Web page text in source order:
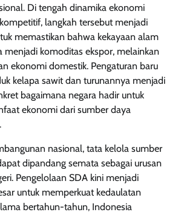
Di tengah dinamika ekonomi
langkah tersebut menjadi
memastikan bahwa kekayaan alam
menjadi komoditas ekspor, melainkan
ekonomi domestik. Pengaturan baru
kelapa sawit dan turunannya menjadi
bagaimana negara hadir untuk
ekonomi dari sumber daya
nasional, tata kelola sumber
dipandang semata sebagai urusan
Pengelolaan SDA kini menjadi
untuk memperkuat kedaulatan
bertahun-tahun, Indonesia